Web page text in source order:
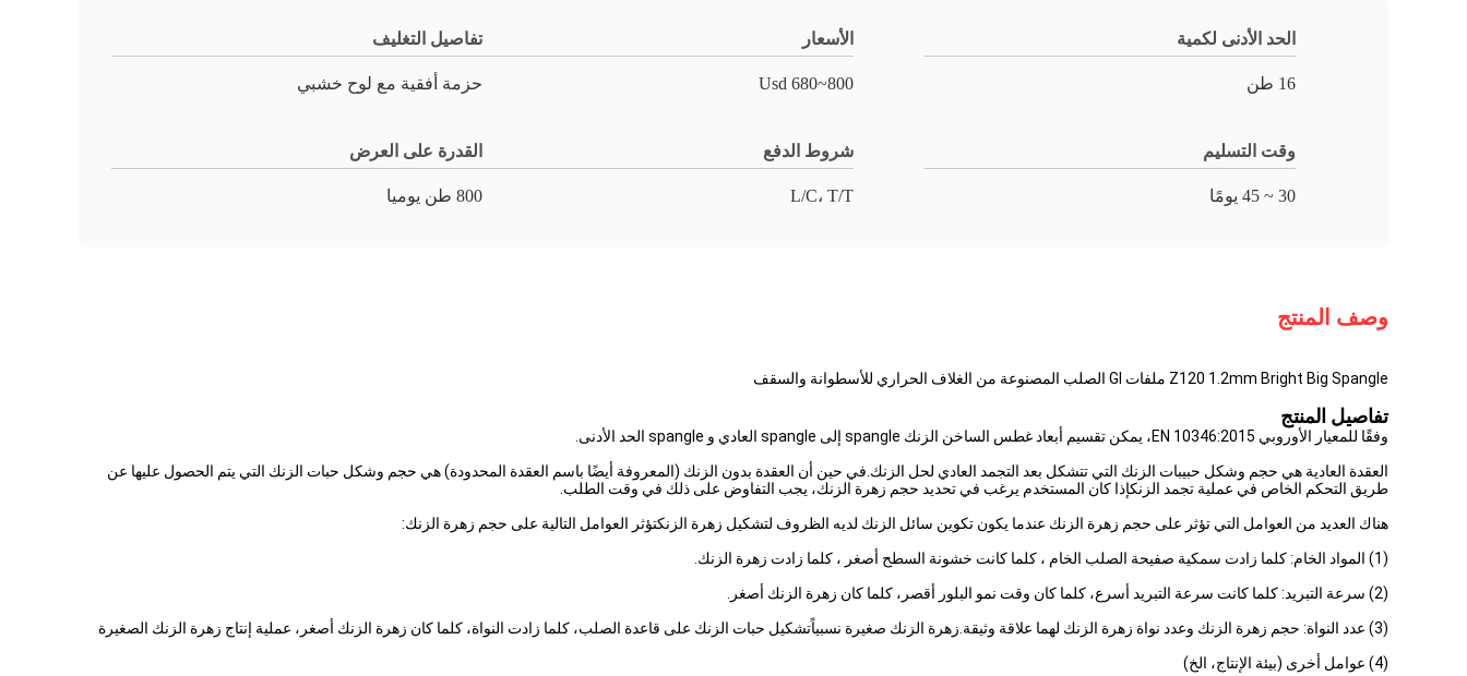
الحد الأدنى لكمية
16 طن
الأسعار
Usd 680~800
تفاصيل التغليف
حزمة أفقية مع لوح خشبي
وقت التسليم
30 ~ 45 يومًا
شروط الدفع
L/C، T/T
القدرة على العرض
800 طن يوميا
وصف المنتج
Z120 1.2mm Bright Big Spangle ملفات GI الصلب المصنوعة من الغلاف الحراري للأسطوانة والسقف
تفاصيل المنتج
وفقًا للمعيار الأوروبي EN 10346:2015، يمكن تقسيم أبعاد غطس الساخن الزنك spangle إلى spangle العادي و spangle الحد الأدنى.
العقدة العادية هي حجم وشكل حبيبات الزنك التي تتشكل بعد التجمد العادي لحل الزنك.في حين أن العقدة بدون الزنك (المعروفة أيضًا باسم العقدة المحدودة) هي حجم وشكل حبات الزنك التي يتم الحصول عليها عن
طريق التحكم الخاص في عملية تجمد الزنكإذا كان المستخدم يرغب في تحديد حجم زهرة الزنك، يجب التفاوض على ذلك في وقت الطلب.
هناك العديد من العوامل التي تؤثر على حجم زهرة الزنك عندما يكون تكوين سائل الزنك لديه الظروف لتشكيل زهرة الزنكتؤثر العوامل التالية على حجم زهرة الزنك:
(1) المواد الخام: كلما زادت سمكية صفيحة الصلب الخام ، كلما كانت خشونة السطح أصغر ، كلما زادت زهرة الزنك.
(2) سرعة التبريد: كلما كانت سرعة التبريد أسرع، كلما كان وقت نمو البلور أقصر، كلما كان زهرة الزنك أصغر.
(3) عدد النواة: حجم زهرة الزنك وعدد نواة زهرة الزنك لهما علاقة وثيقة.زهرة الزنك صغيرة نسبياًتشكيل حبات الزنك على قاعدة الصلب، كلما زادت النواة، كلما كان زهرة الزنك أصغر، عملية إنتاج زهرة الزنك الصغيرة
(4) عوامل أخرى (بيئة الإنتاج، الخ)